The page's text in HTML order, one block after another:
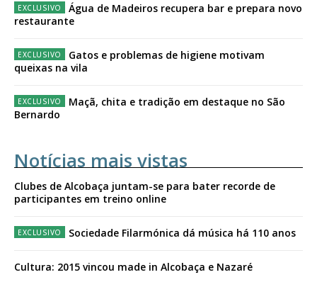
Água de Madeiros recupera bar e prepara novo
restaurante
Gatos e problemas de higiene motivam
queixas na vila
Maçã, chita e tradição em destaque no São
Bernardo
Notícias mais vistas
Clubes de Alcobaça juntam-se para bater recorde de
participantes em treino online
Sociedade Filarmónica dá música há 110 anos
Cultura: 2015 vincou made in Alcobaça e Nazaré